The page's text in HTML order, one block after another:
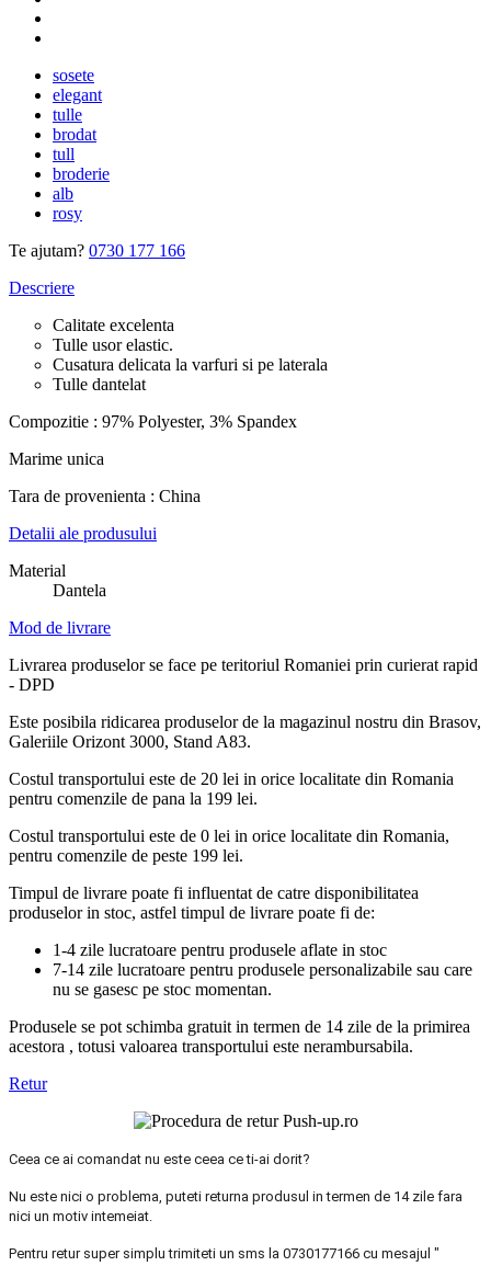
sosete
elegant
tulle
brodat
tull
broderie
alb
rosy
Te ajutam? 0730 177 166
Descriere
Calitate excelenta
Tulle usor elastic.
Cusatura delicata la varfuri si pe laterala
Tulle dantelat
Compozitie : 97% Polyester, 3% Spandex
Marime unica
Tara de provenienta : China
Detalii ale produsului
Material
Dantela
Mod de livrare
Livrarea produselor se face pe teritoriul Romaniei prin curierat rapid
- DPD
Este posibila ridicarea produselor de la magazinul nostru din Brasov,
Galeriile Orizont 3000, Stand A83.
Costul transportului este de 20 lei in orice localitate din Romania
pentru comenzile de pana la 199 lei.
Costul transportului este de 0 lei in orice localitate din Romania,
pentru comenzile de peste 199 lei.
Timpul de livrare poate fi influentat de catre disponibilitatea
produselor in stoc, astfel timpul de livrare poate fi de:
1-4 zile lucratoare pentru produsele aflate in stoc
7-14 zile lucratoare pentru produsele personalizabile sau care
nu se gasesc pe stoc momentan.
Produsele se pot schimba gratuit in termen de 14 zile de la primirea
acestora , totusi valoarea transportului este nerambursabila.
Retur
Ceea ce ai comandat nu este ceea ce ti-ai dorit?
Nu este nici o problema, puteti returna produsul in termen de 14 zile fara
nici un motiv intemeiat.
Pentru retur super simplu trimiteti un sms la 0730177166 cu mesajul "